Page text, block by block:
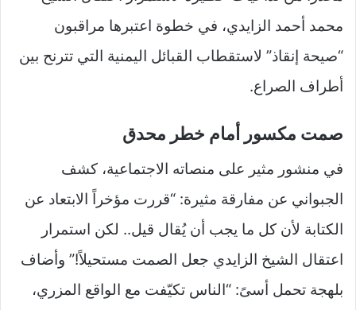
محمد أحمد الزايدي، في خطوة اعتبرها مراقبون
“صيحة إنقاذ” لاستقطاب القبائل اليمنية التي تترنح بين
أطراف الصراع.
صمت مكسور أمام خطر محدق
في منشور مثير على منصاته الاجتماعية، كشف
الجبواني عن مفارقة مثيرة: “قررت مؤخراً الابتعاد عن
الكتابة لأن كل ما يجب أن يُقال قيل.. لكن استمرار
اعتقال الشيخ الزايدي جعل الصمت مستحيلاً!” وأضاف
بلهجة تحمل أسىً: “الناس تكيّفت مع الواقع المزري،